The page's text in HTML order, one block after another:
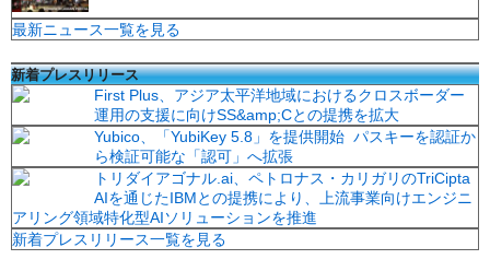
最新ニュース一覧を見る
新着プレスリリース
First Plus、アジア太平洋地域におけるクロスボーダー
運用の支援に向けSS&amp;Cとの提携を拡大
Yubico、「YubiKey 5.8」を提供開始 パスキーを認証か
ら検証可能な「認可」へ拡張
トリダイアゴナル.ai、ペトロナス・カリガリのTriCipta
AIを通じたIBMとの提携により、上流事業向けエンジニ
アリング領域特化型AIソリューションを推進
新着プレスリリース一覧を見る